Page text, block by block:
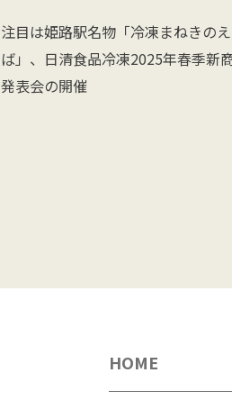
注目は姫路駅名物「冷凍まねきの
ば」、日清食品冷凍2025年春季新
発表会の開催
HOME